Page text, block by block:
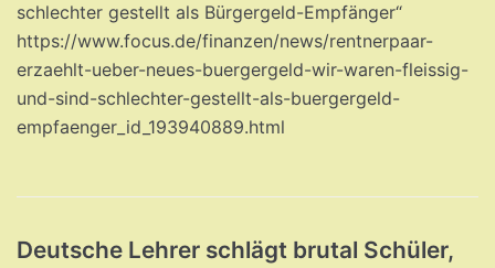
schlechter gestellt als Bürgergeld-Empfänger“
https://www.focus.de/finanzen/news/rentnerpaar-
erzaehlt-ueber-neues-buergergeld-wir-waren-fleissig-
und-sind-schlechter-gestellt-als-buergergeld-
empfaenger_id_193940889.html
Deutsche Lehrer schlägt brutal Schüler,